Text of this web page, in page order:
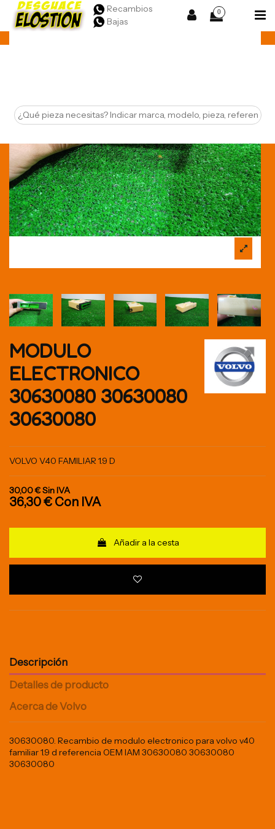
Recambios
Bajas
0
MODULO
ELECTRONICO
30630080 30630080
30630080
VOLVO V40 FAMILIAR 1.9 D
30,00 €Sin IVA
36,30 € Con IVA
Añadir a la cesta
Descripción
Detalles de producto
Acerca de Volvo
30630080. Recambio de modulo electronico para volvo v40
familiar 1.9 d referencia OEM IAM 30630080 30630080
30630080